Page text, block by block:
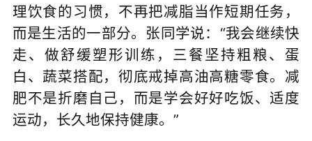
理饮食的习惯，不再把减脂当作短期任务，
而是生活的一部分。张同学说：“我会继续快
走、做舒缓塑形训练，三餐坚持粗粮、蛋
白、蔬菜搭配，彻底戒掉高油高糖零食。减
肥不是折磨自己，而是学会好好吃饭、适度
运动，长久地保持健康。”